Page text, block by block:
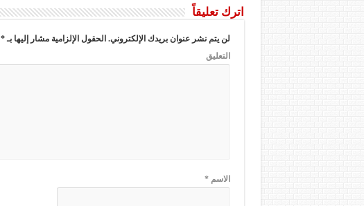
اترك تعليقاً
لن يتم نشر عنوان بريدك الإلكتروني. الحقول الإلزامية مشار إليها بـ*
التعليق
الاسم*